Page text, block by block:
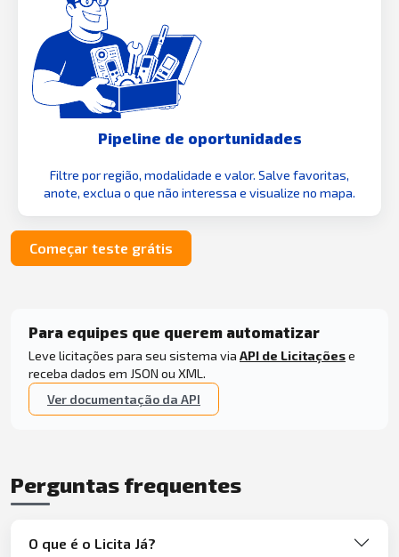
Pipeline de oportunidades
Filtre por região, modalidade e valor. Salve favoritas,
anote, exclua o que não interessa e visualize no mapa.
Começar teste grátis
Para equipes que querem automatizar
Leve licitações para seu sistema via API de Licitaçõese
receba dados em JSON ou XML.
Ver documentação da API
Perguntas frequentes
O que é o Licita Já?